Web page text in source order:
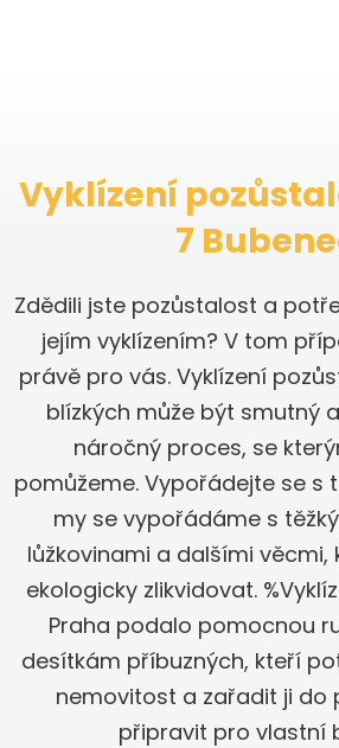
Vyklízení
7
Zdědili jste pozůstalost a
jejím vyklízením? V tom
právě pro vás. Vyklízení
blízkých může být smutný
náročný proces, se
pomůžeme. Vypořádejte se s
my se vypořádáme s
lůžkovinami a dalšími věcmi,
ekologicky zlikvidovat.
Praha podalo pomocnou
desítkám příbuzných, kteří
nemovitost a zařadit ji do
připravit pro vlastní